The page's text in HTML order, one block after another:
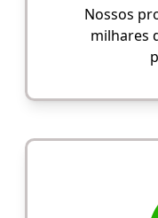
Nossos
milhares